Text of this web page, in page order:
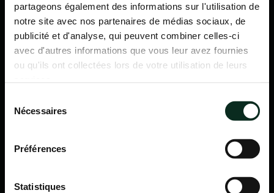
partageons également des informations sur l'utilisation de
notre site avec nos partenaires de médias sociaux, de
publicité et d'analyse, qui peuvent combiner celles-ci
avec d'autres informations que vous leur avez fournies
ou qu'ils ont collectées lors de votre utilisation de leurs
Nécessaires
Préférences
Statistiques